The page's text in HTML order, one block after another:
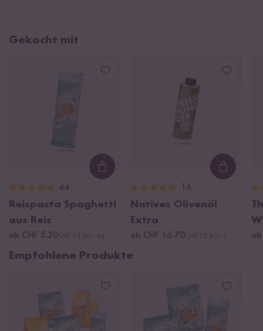
Gekocht mit
Loading...
44
Reispasta Spaghetti
aus Reis
ab CHF 5.20
16
Natives Olivenöl
Extra
ab CHF 16.70CHF 33.40 / L ab
Empfohlene Produkte